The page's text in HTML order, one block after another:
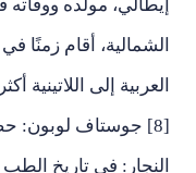
إيطالي، مولده
الشمالية، أقام زمنًا
العربية إلى